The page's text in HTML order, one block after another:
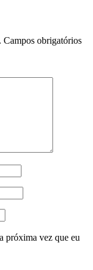
Campos obrigatórios
próxima vez que eu